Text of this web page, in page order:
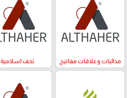
مداليات وعلاقات مفاتيح تحف اسلامية